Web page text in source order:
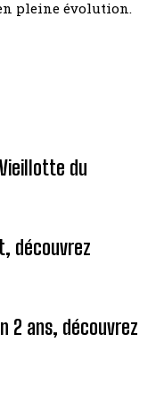
pleine évolution.
du
découvrez
2 ans, découvrez